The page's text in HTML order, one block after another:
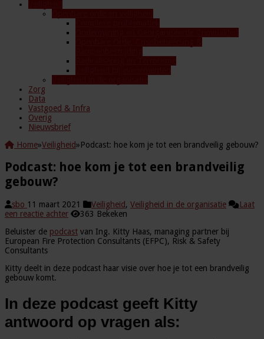
Zorg
Data
Vastgoed & Infra
Overig
Nieuwsbrief
Home»Veiligheid»Podcast: hoe kom je tot een brandveilig gebouw?
Podcast: hoe kom je tot een brandveilig
gebouw?
sbo 11 maart 2021 Veiligheid, Veiligheid in de organisatie
Laat
een reactie achter
363 Bekeken
Beluister de podcast van Ing. Kitty Haas, managing partner bij
European Fire Protection Consultants (EFPC), Risk & Safety
Consultants
Kitty deelt in deze podcast haar visie over hoe je tot een brandveilig
gebouw komt.
In deze podcast geeft Kitty
antwoord op vragen als: